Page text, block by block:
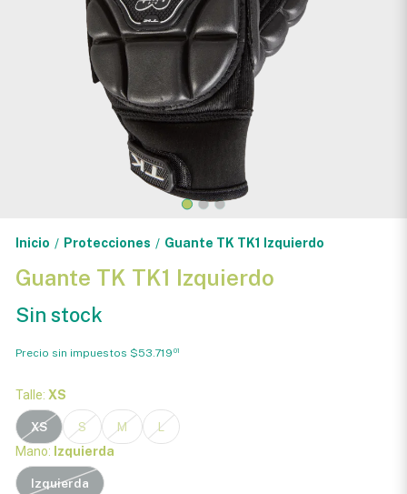
Inicio / Protecciones / Guante TK TK1 Izquierdo
Guante TK TK1 Izquierdo
Sin stock
Precio sin impuestos $53.719 01
Talle: XS
XS S M
L
Mano: Izquierda
Izquierda